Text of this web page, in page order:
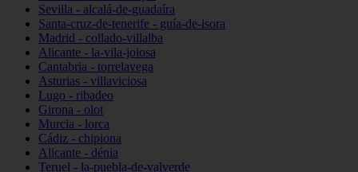
Sevilla - alcalá-de-guadaíra
Santa-cruz-de-tenerife - guía-de-isora
Madrid - collado-villalba
Alicante - la-vila-joiosa
Cantabria - torrelavega
Asturias - villaviciosa
Lugo - ribadeo
Girona - olot
Murcia - lorca
Cádiz - chipiona
Alicante - dénia
Teruel - la-puebla-de-valverde